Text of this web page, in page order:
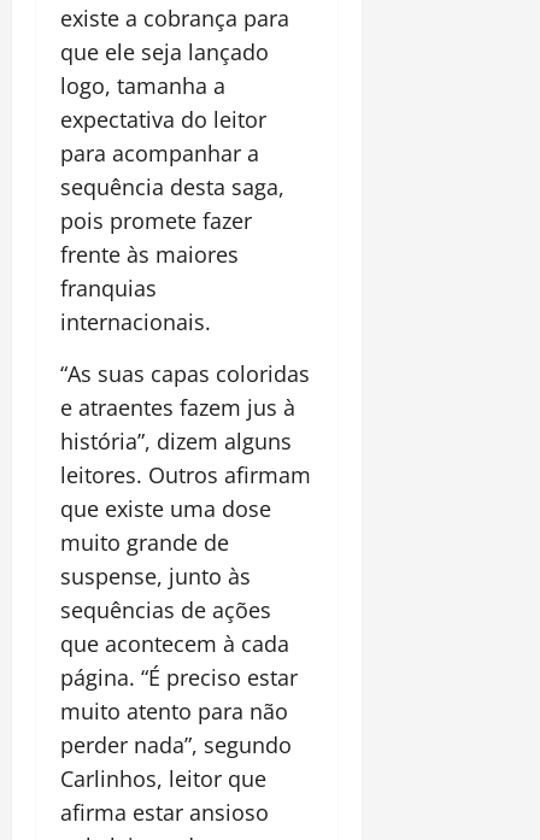
existe a cobrança para
que ele seja lançado
logo, tamanha a
expectativa do leitor
para acompanhar a
sequência desta saga,
pois promete fazer
frente às maiores
franquias
internacionais.
“As suas capas coloridas
e atraentes fazem jus à
história”, dizem alguns
leitores. Outros afirmam
que existe uma dose
muito grande de
suspense, junto às
sequências de ações
que acontecem à cada
página. “É preciso estar
muito atento para não
perder nada”, segundo
Carlinhos, leitor que
afirma estar ansioso